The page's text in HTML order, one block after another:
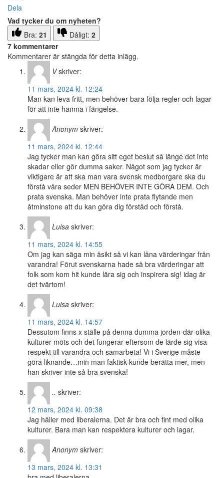
Dela
Vad tycker du om nyheten?
Bra: 21 Dåligt: 2
7 kommentarer
Kommentarer är stängda för detta inlägg.
V skriver:
11 mars, 2024 kl. 12:24
Man kan leva fritt, men behöver bara följa regler och lagar
för att inte hamna i fängelse.
Anonym skriver:
11 mars, 2024 kl. 12:44
Jag tycker man kan göra sitt eget beslut så länge det inte
skadar eller gör dumma saker. Något som jag tycker är
viktigare är att ska man vara svensk medborgare ska du
förstå våra seder MEN BEHÖVER INTE GÖRA DEM. Och
prata svenska. Man behöver inte prata flytande men
åtminstone att du kan göra dig förståd och förstå.
Luisa skriver:
11 mars, 2024 kl. 14:55
Om jag kan säga min åsikt så vi kan låna värderingar från
varandra! Förut svenskarna hade så bra värderingar att
folk som kom hit kunde lära sig och inspirera sig! idag är
det tvärtom!
Luisa skriver:
11 mars, 2024 kl. 14:57
Dessutom finns x ställe på denna dumma jorden-där olika
kulturer möts och det fungerar eftersom de lärde sig visa
respekt till varandra och samarbeta! Vi i Sverige måste
göra liknande…min man faktisk kunde berätta mer, men
han skriver inte så bra svenska!
.. skriver:
12 mars, 2024 kl. 09:38
Jag håller med liberalerna. Det är bra och fint med olika
kulturer. Bara man kan respektera kulturer och lagar.
Anonym skriver:
13 mars, 2024 kl. 13:31